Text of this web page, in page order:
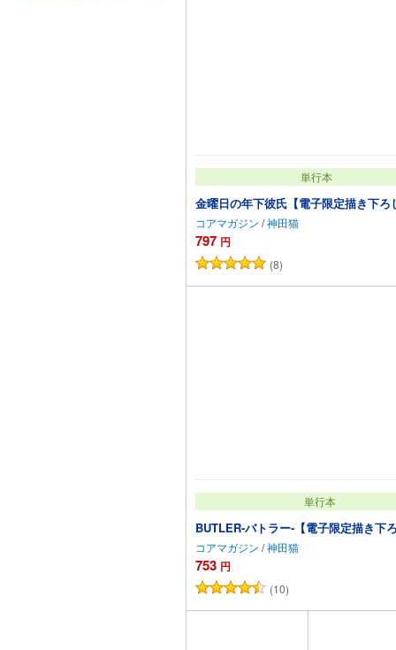
単行本
金曜日の年下彼氏【電子限定描き下ろ
コアマガジン /神田猫
797 円
(8)
単行本
BUTLER-バトラー-【電子限定描き下
コアマガジン /神田猫
753 円
(10)